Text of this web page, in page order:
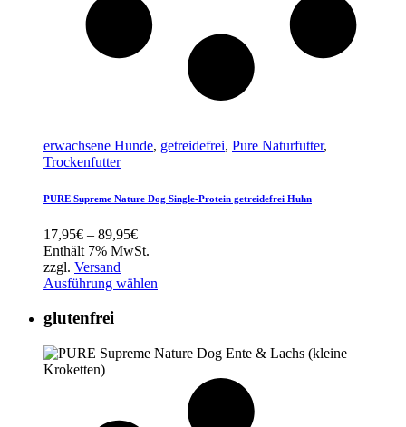
erwachsene Hunde, getreidefrei, Pure Naturfutter,
Trockenfutter
PURE Supreme Nature Dog Single-Protein getreidefrei Huhn
17,95€ – 89,95€Preisspanne:
17,95€
89,95€
Enthält 7% MwSt.
zzgl. Versand
Ausführung wählen
glutenfrei